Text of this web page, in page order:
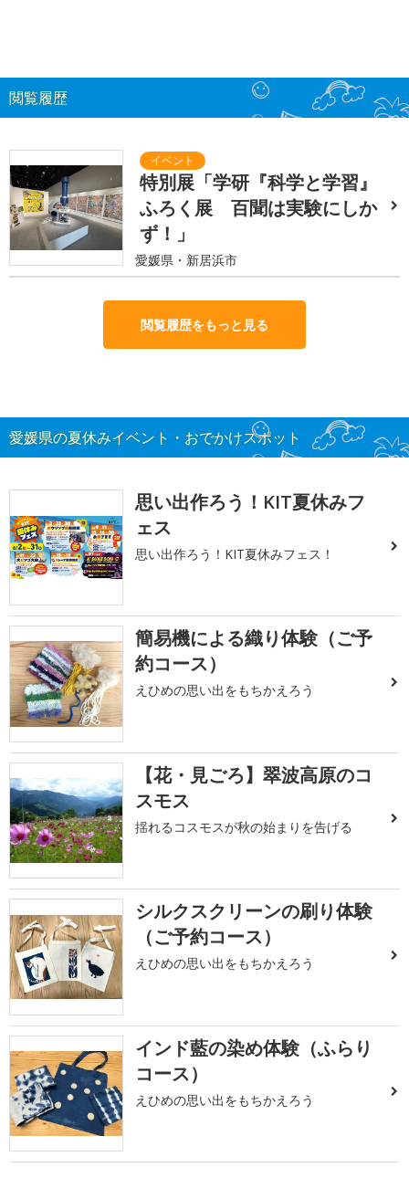
閲覧履歴
特別展「学研『科学と学習』
ふろく展 百聞は実験にしか
ず！」
愛媛県・新居浜市
閲覧履歴をもっと見る
愛媛県の夏休みイベント・おでかけスポット
思い出作ろう！KIT夏休みフ
ェス
思い出作ろう！KIT夏休みフェス！
簡易機による織り体験（ご予
約コース）
えひめの思い出をもちかえろう
【花・見ごろ】翠波高原のコ
スモス
揺れるコスモスが秋の始まりを告げる
シルクスクリーンの刷り体験
（ご予約コース）
えひめの思い出をもちかえろう
インド藍の染め体験（ふらり
コース）
えひめの思い出をもちかえろう